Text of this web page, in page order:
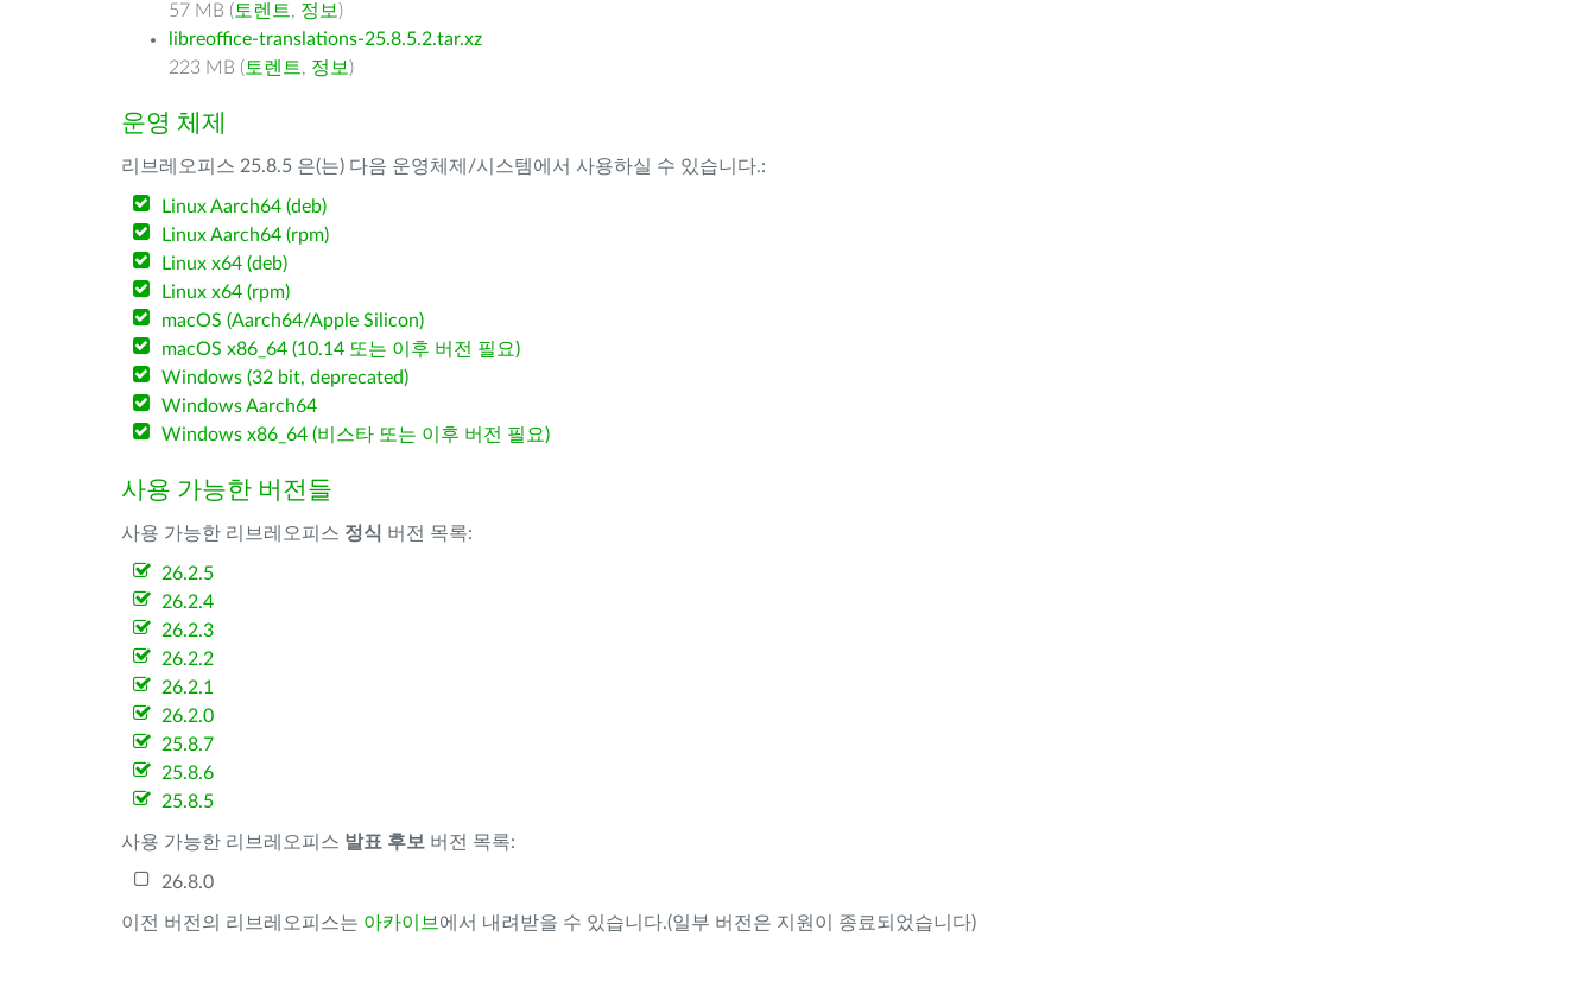
57 MB ( 토렌트, 정보 )
libreoffice-translations-25.8.5.2.tar.xz
223 MB ( 토렌트, 정보 )
운영 체제
리브레오피스 25.8.5 은(는) 다음 운영체제/시스템에서 사용하실 수 있습니다.:
Linux Aarch64 (deb)
Linux Aarch64 (rpm)
Linux x64 (deb)
Linux x64 (rpm)
macOS (Aarch64/Apple Silicon)
macOS x86_64 (10.14 또는 이후 버전 필요)
Windows (32 bit, deprecated)
Windows Aarch64
Windows x86_64 (비스타 또는 이후 버전 필요)
사용 가능한 버전들
사용 가능한 리브레오피스 정식 버전 목록:
26.2.5
26.2.4
26.2.3
26.2.2
26.2.1
26.2.0
25.8.7
25.8.6
25.8.5
사용 가능한 리브레오피스 발표 후보 버전 목록:
26.8.0
이전 버전의 리브레오피스는 아카이브 에서 내려받을 수 있습니다.(일부 버전은 지원이 종료되었습니다)